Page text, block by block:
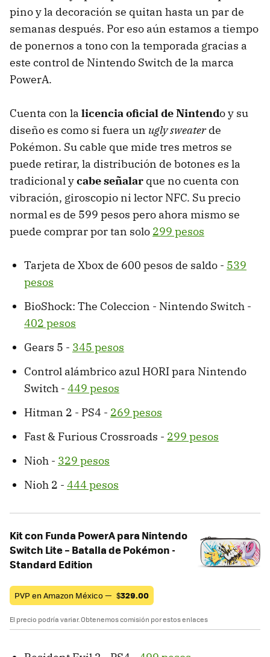
pino y la decoración se quitan hasta un par de
semanas después. Por eso aún estamos a tiempo
de ponernos a tono con la temporada gracias a
este control de Nintendo Switch de la marca
PowerA.
Cuenta con la licencia oficial de Nintendo y su
diseño es como si fuera un ugly sweaterde
Pokémon. Su cable que mide tres metros se
puede retirar, la distribución de botones es la
tradicional ycabe señalar que no cuenta con
vibración, giroscopio ni lector NFC. Su precio
normal es de 599 pesos pero ahora mismo se
puede comprar por tan solo 299 pesos
Tarjeta de Xbox de 600 pesos de saldo - 539
pesos
BioShock: The Coleccion - Nintendo Switch -
402 pesos
Gears 5 - 345 pesos
Control alámbrico azul HORI para Nintendo
Switch - 449 pesos
Hitman 2 - PS4 - 269 pesos
Fast & Furious Crossroads - 299 pesos
Nioh - 329 pesos
Nioh 2 - 444 pesos
Kit con Funda PowerA para Nintendo
Switch Lite – Batalla de Pokémon -
Standard Edition
PVP en Amazon México — $329.00
El precio podría variar. Obtenemos comisión por estos enlaces